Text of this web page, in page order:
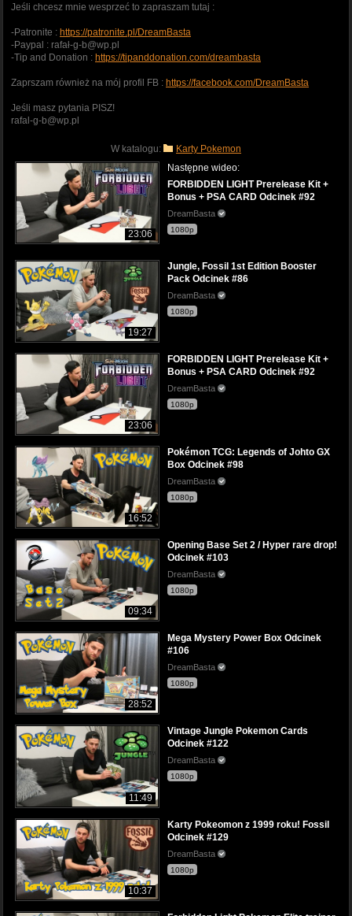
Jeśli chcesz mnie wesprzeć to zapraszam tutaj :
-Patronite : https://patronite.pl/DreamBasta
-Paypal : rafał-g-b@wp.pl
-Tip and Donation : https://tipanddonation.com/dreambasta
Zaprszam również na mój profil FB : https://facebook.com/DreamBasta
Jeśli masz pytania PISZ!
rafal-g-b@wp.pl
W katalogu: Karty Pokemon
23:06
Następne wideo:
FORBIDDEN LIGHT Prerelease Kit +
Bonus + PSA CARD Odcinek #92
DreamBasta
1080p
19:27
Jungle, Fossil 1st Edition Booster
Pack Odcinek #86
DreamBasta
1080p
23:06
FORBIDDEN LIGHT Prerelease Kit +
Bonus + PSA CARD Odcinek #92
DreamBasta
1080p
16:52
Pokémon TCG: Legends of Johto GX
Box Odcinek #98
DreamBasta
1080p
09:34
Opening Base Set 2 / Hyper rare drop!
Odcinek #103
DreamBasta
1080p
28:52
Mega Mystery Power Box Odcinek
#106
DreamBasta
1080p
11:49
Vintage Jungle Pokemon Cards
Odcinek #122
DreamBasta
1080p
10:37
Karty Pokeomon z 1999 roku! Fossil
Odcinek #129
DreamBasta
1080p